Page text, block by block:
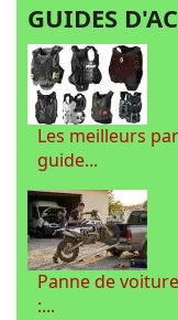
GUIDES
Les meilleurs
guide...
Panne de
:...